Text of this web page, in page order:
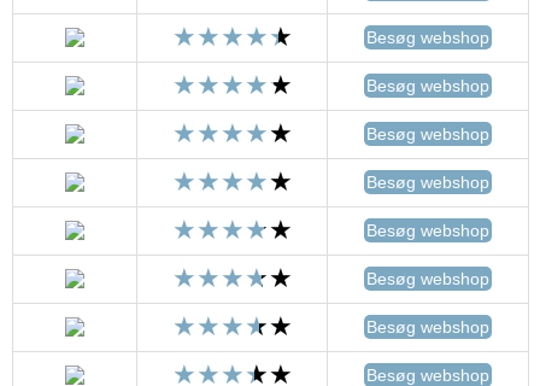
Besøg webshop
Besøg webshop
Besøg webshop
Besøg webshop
Besøg webshop
Besøg webshop
Besøg webshop
Besøg webshop